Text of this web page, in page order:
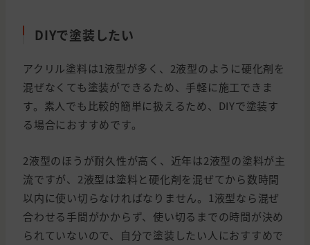
DIYで塗装したい
アクリル塗料は1液型が多く、2液型のように硬化剤を
混ぜなくても塗装ができるため、手軽に施工できま
す。素人でも比較的簡単に扱えるため、DIYで塗装す
る場合におすすめです。
2液型のほうが耐久性が高く、近年は2液型の塗料が主
流ですが、2液型は塗料と硬化剤を混ぜてから数時間
以内に使い切らなければなりません。1液型なら混ぜ
合わせる手間がかからず、使い切るまでの時間が決め
られていないので、自分で塗装したい人におすすめで